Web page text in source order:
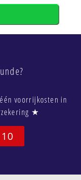
voorrijkosten in
★